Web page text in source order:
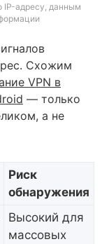
IP-адресу, данным
Схожим
VPN в
— только
а не
Риск
обнаружения
Высокий для
массовых